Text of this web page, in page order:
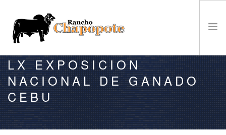
VENTA
GANADO
EL RANCHO
LX EXPOSICION
NACIONAL DE GANADO
CEBU